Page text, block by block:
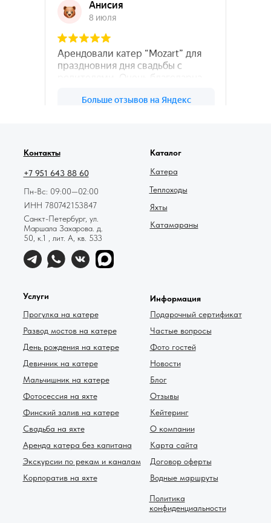
Контакты
+7 951 643 88 60
Пн-Вс: 09:00—02:00
ИНН 780742153847
Санкт-Петербург, ул.
Маршала Захарова. д.
50, к.1 , лит. А, кв. 533
Услуги
Прогулка на катере
Развод мостов на катере
День рождения на катере
Девичник на катере
Мальчишник на катере
Фотосессия на яхте
Финский залив на катере
Свадьба на яхте
Аренда катера без капитана
Экскурсии по рекам и каналам
Корпоратив на яхте
Каталог
Катамараны
Яхты
Теплоходы
Катера
Политика
конфиденциальности
Договор оферты
Водные маршруты
Блог
Информация
Подарочный сертификат
Частые вопросы
Фото гостей
Новости
Отзывы
Кейтеринг
О компании
Карта сайта